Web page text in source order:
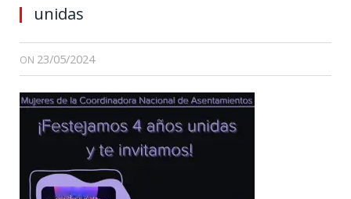
unidas
ON 23/05/2024